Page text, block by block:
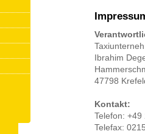
Ibrahim
47798
Kontakt:
Telefon:
Telefax: